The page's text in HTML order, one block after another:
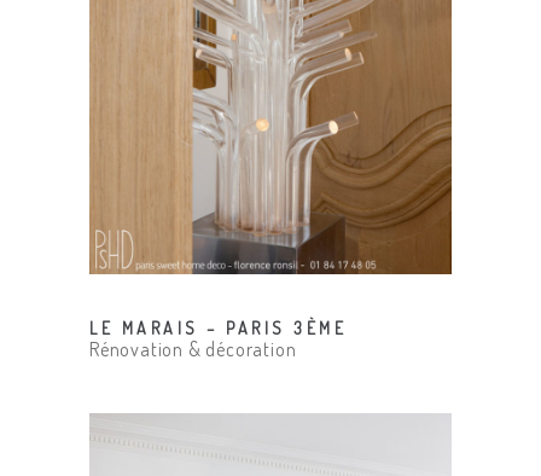
LE MARAIS – PARIS 3ÈME
Rénovation & décoration